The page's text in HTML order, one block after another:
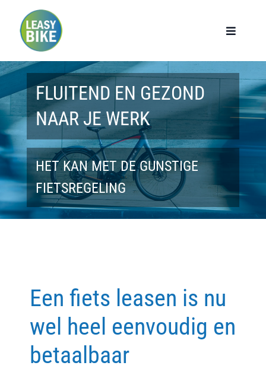
Toggle
Home
Werknemers
Werkgevers
Privé lease
Modellen
Contact
FLUITEND EN GEZOND
NAAR JE WERK
HET KAN MET DE GUNSTIGE
FIETSREGELING
Een fiets leasen is nu
wel heel eenvoudig en
betaalbaar